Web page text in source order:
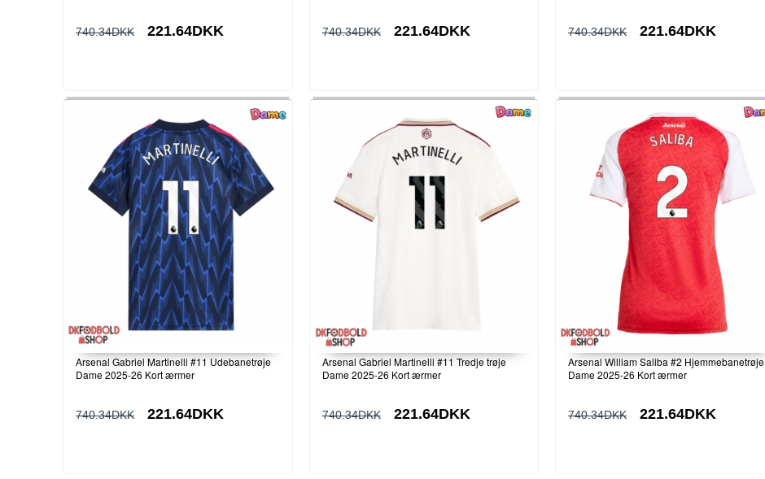
740.34DKK 221.64DKK 740.34DKK 221.64DKK 740.34DKK 221.64DKK
Arsenal Gabriel Martinelli #11 Udebanetrøje
Dame 2025-26 Kort ærmer
740.34DKK 221.64DKK
Arsenal Gabriel Martinelli #11 Tredje trøje
Dame 2025-26 Kort ærmer
740.34DKK 221.64DKK
Arsenal William Saliba #2 Hjemmebanetrøje
Dame 2025-26 Kort ærmer
740.34DKK 221.64DKK